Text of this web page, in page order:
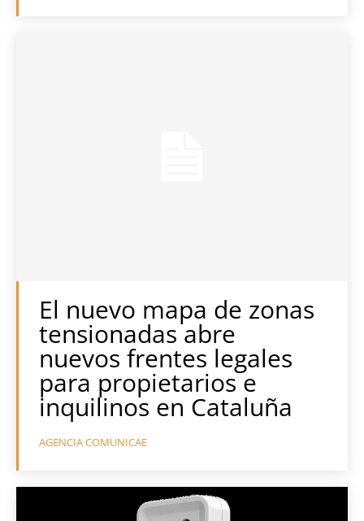
El nuevo mapa de zonas
tensionadas abre
nuevos frentes legales
para propietarios e
inquilinos en Cataluña
AGENCIA COMUNICAE